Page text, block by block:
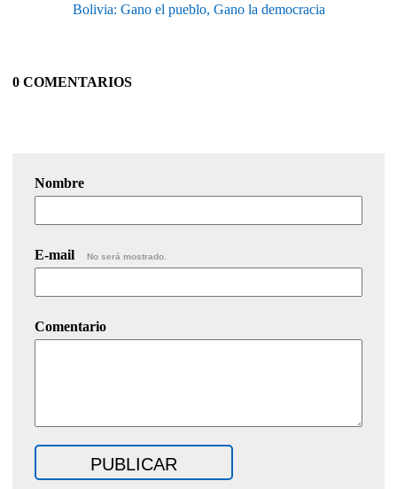
Bolivia: Gano el pueblo, Gano la democracia
0 COMENTARIOS
Nombre
E-mail No será mostrado.
Comentario